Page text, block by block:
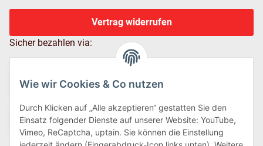
Wie wir Cookies & Co nutzen
Durch Klicken auf „Alle akzeptieren“ gestatten Sie den
Einsatz folgender Dienste auf unserer Website: YouTube,
Vimeo, ReCaptcha, uptain. Sie können die Einstellung
Vertrag widerrufen
Sicher bezahlen via: